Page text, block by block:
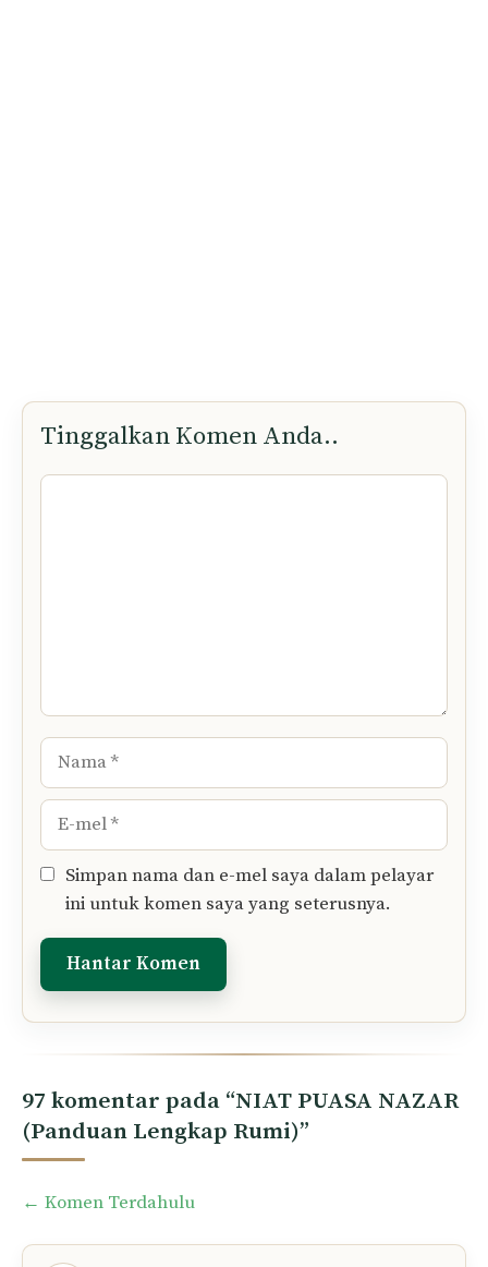
Tinggalkan Komen Anda..
Komen
Nama
E-
mel
Simpan nama dan e-mel saya dalam pelayar
ini untuk komen saya yang seterusnya.
97 komentar pada “NIAT PUASA NAZAR
(Panduan Lengkap Rumi)”
Comment
navigation
← Komen Terdahulu